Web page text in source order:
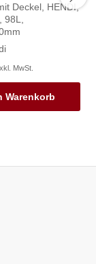
Deckel, HENDI,
MwSt.
Warenkorb